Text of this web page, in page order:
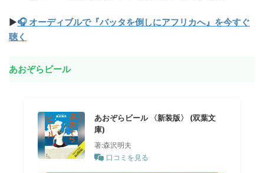
▶🎧 オーディブルで『バッタを倒しにアフリカへ』を今すぐ
聴く
あおぞらビール
あおぞらビール 〈新装版〉 (双葉文
庫)
著:森沢明夫
口コミを見る